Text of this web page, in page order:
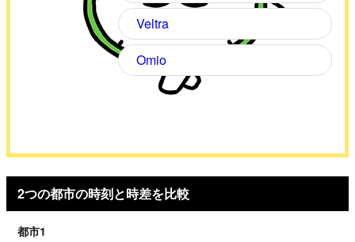
Veltra
Omio
2つの都市の時刻と時差を比較
都市1